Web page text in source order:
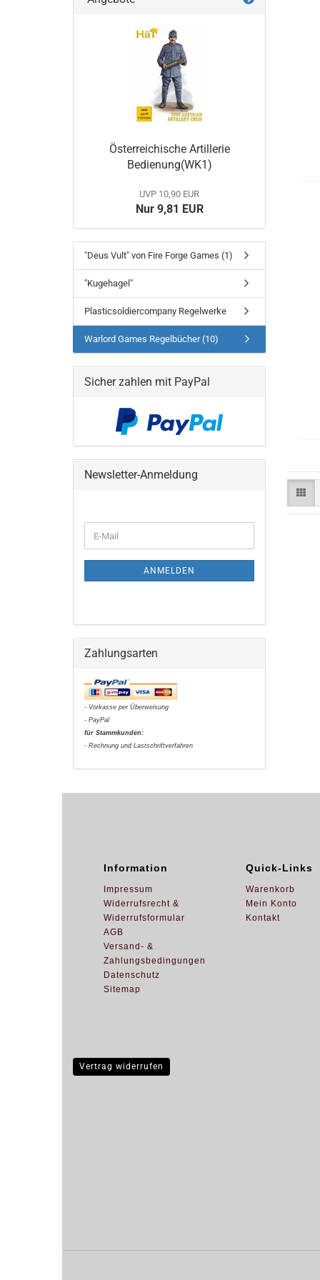
Österreichische Artillerie
Bedienung(WK1)
UVP 10,90 EUR
Nur 9,81 EUR
"Deus Vult" von Fire Forge Games (1)
"Kugehagel"
Plasticsoldiercompany Regelwerke
Warlord Games Regelbücher (10)
Sicher zahlen mit PayPal
Newsletter-Anmeldung
ZUR
E-
Mail
ANMELDEN
Zahlungsarten
- Vorkasse per Überweisung
- PayPal
für Stammkunden:
- Rechnung und Lastschriftverfahren
Information
Impressum
Widerrufsrecht &
Widerrufsformular
AGB
Versand- &
Zahlungsbedingungen
Datenschutz
Sitemap
Quick-Links
Warenkorb
Mein Konto
Kontakt
Vertrag widerrufen